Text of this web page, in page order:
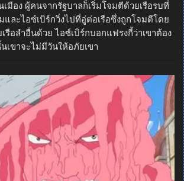
เมือง ผู้คนจากรัฐบาลก็เริ่มโจมตีด้วยเรือรบที่
และไอซ์เบิร์กวิ่งไปที่อู่ต่อเรือซึ่งถูกโจมตีโดย
เรือลำอื่นด้วย ไอซ์เบิร์กบอกแฟรงกี้ว่าเขาต้อง
เขาจะไม่มีวันให้อภัยเขา